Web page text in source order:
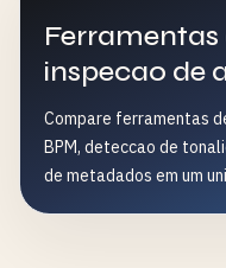
inspecao de
Compare ferramentas
BPM, deteccao de
de metadados em um